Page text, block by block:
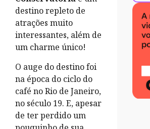
destino repleto de
atrações muito
interessantes, além de
um charme único!
O auge do destino foi
na época do ciclo do
café no Rio de Janeiro,
no século 19. E, apesar
de ter perdido um